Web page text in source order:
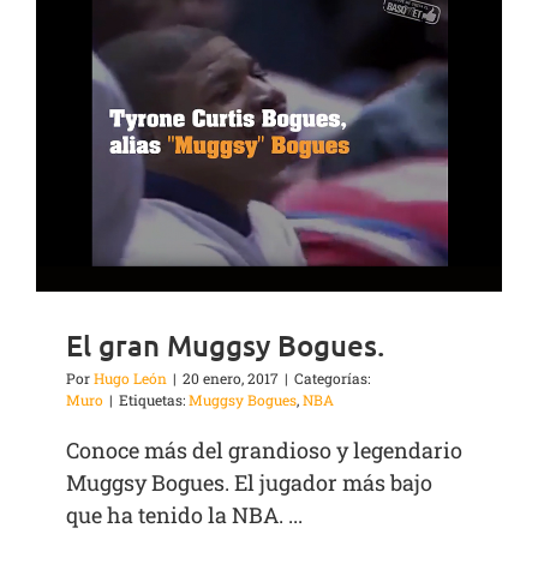
El gran Muggsy Bogues.
PorHugo León | 20 enero, 2017 | Categorías:
Muro | Etiquetas:Muggsy Bogues,NBA
Conoce más del grandioso y legendario
Muggsy Bogues. El jugador más bajo
que ha tenido la NBA. ...